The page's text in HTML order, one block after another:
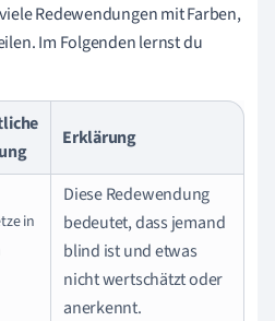
Redewendungen mit Farben,
Im Folgenden lernst du
Erklärung
in
Diese Redewendung
bedeutet, dass jemand
blind ist und etwas
nicht wertschätzt oder
anerkennt.